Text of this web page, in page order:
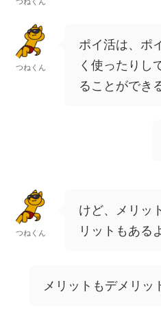
つねくん
ポイ活は、ポ
く使ったりし
ることができ
つねくん
けど、メリッ
リットもある
メリットもデメリッ